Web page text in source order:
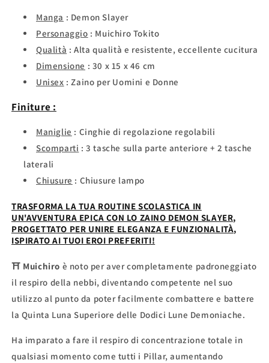
Manga : Demon Slayer
Personaggio : Muichiro Tokito
Qualità : Alta qualità e resistente, eccellente cucitura
Dimensione : 30 x 15 x 46 cm
Unisex : Zaino per Uomini e Donne
Finiture :
Maniglie : Cinghie di regolazione regolabili
Scomparti : 3 tasche sulla parte anteriore + 2 tasche
laterali
Chiusure : Chiusure lampo
TRASFORMA LA TUA ROUTINE SCOLASTICA IN
UN'AVVENTURA EPICA CON LO ZAINO DEMON SLAYER,
PROGETTATO PER UNIRE ELEGANZA E FUNZIONALITÀ,
ISPIRATO AI TUOI EROI PREFERITI!
⛩ Muichiro è noto per aver completamente padroneggiato
il respiro della nebbi, diventando competente nel suo
utilizzo al punto da poter facilmente combattere e battere
la Quinta Luna Superiore delle Dodici Lune Demoniache.
Ha imparato a fare il respiro di concentrazione totale in
qualsiasi momento come tutti i Pillar, aumentando